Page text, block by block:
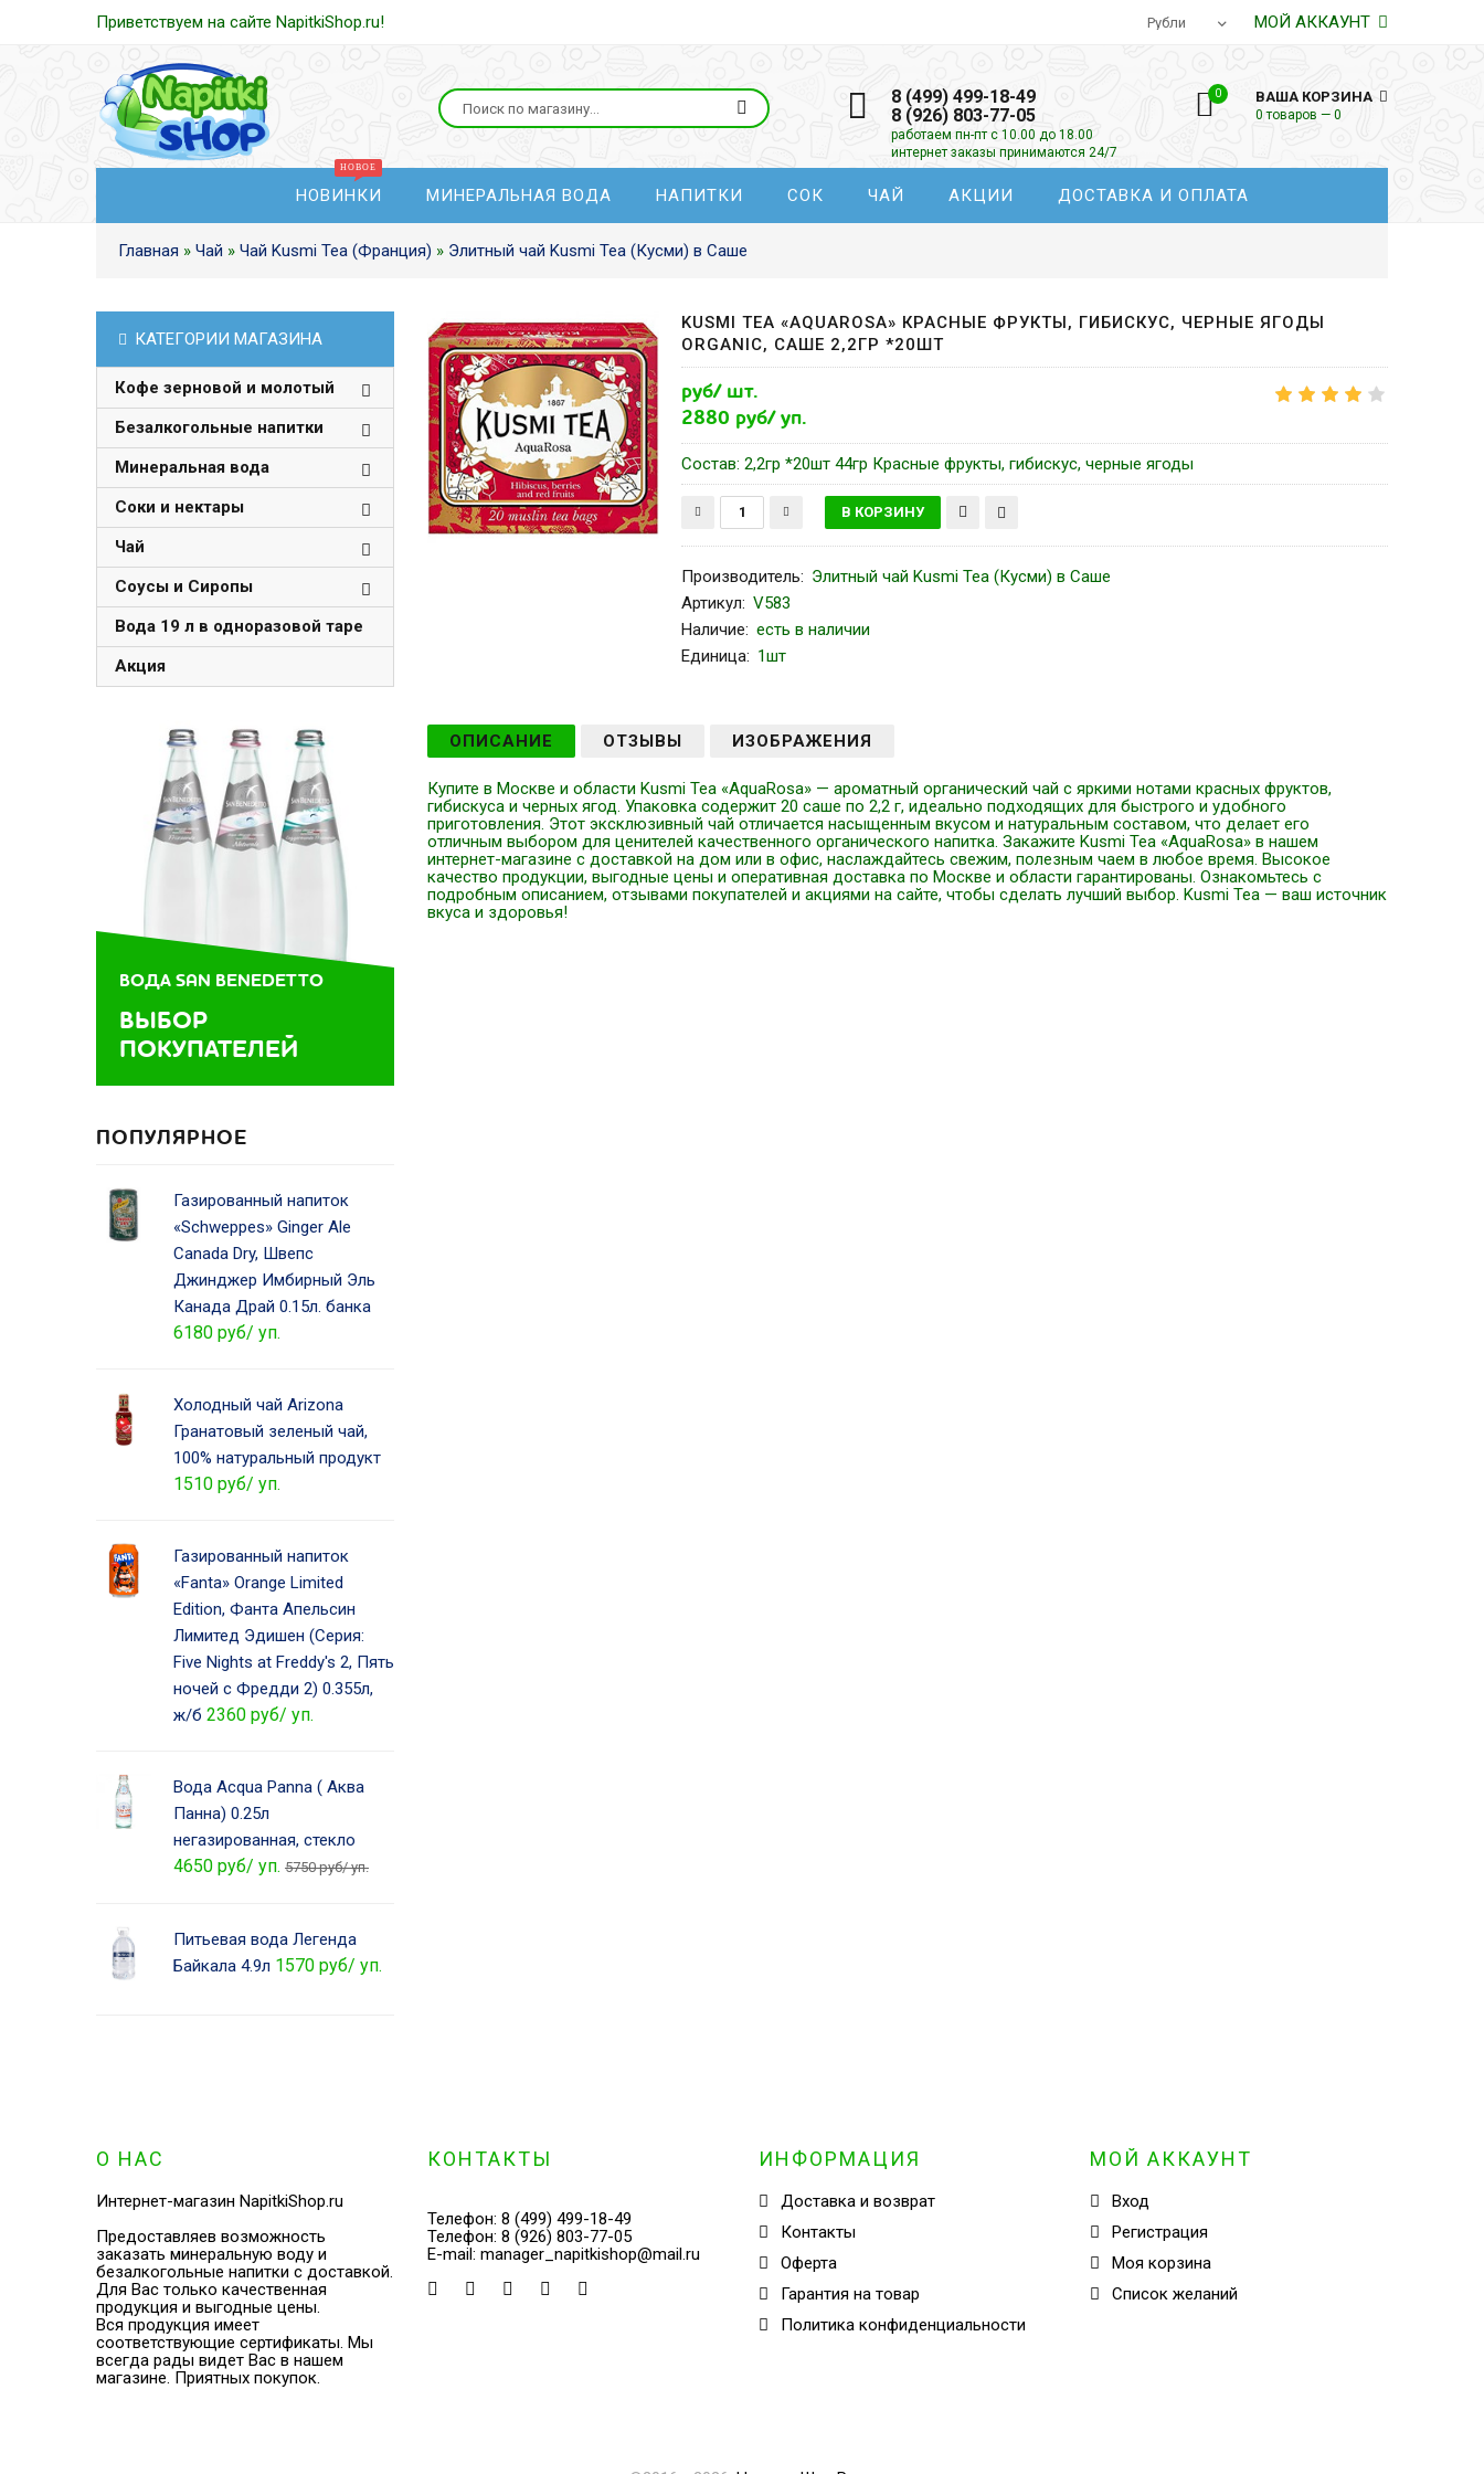
Приветствуем на сайте NapitkiShop.ru! МОЙ АККАУНТ
8 (499) 499-18-49
8 (926) 803-77-05
работаем пн-пт с 10.00 до 18.00
интернет заказы принимаются 24/7
0 ВАША КОРЗИНА
0 товаров — 0
НОВИНКИ МИНЕРАЛЬНАЯ ВОДА НАПИТКИ СОК ЧАЙ АКЦИИ ДОСТАВКА И ОПЛАТА
Главная » Чай » Чай Kusmi Tea (Франция) » Элитный чай Kusmi Tea (Кусми) в Саше
KUSMI TEA «AQUAROSA» КРАСНЫЕ ФРУКТЫ, ГИБИСКУС, ЧЕРНЫЕ ЯГОДЫ
ORGANIC, САШЕ 2,2ГР *20ШТ
руб/ шт.
2880 руб/ уп.
Состав: 2,2гр *20шт 44гр Красные фрукты, гибискус, черные ягоды
Производитель: Элитный чай Kusmi Tea (Кусми) в Саше
Артикул: V583
Наличие: есть в наличии
Единица: 1шт
ОПИСАНИЕ ОТЗЫВЫ ИЗОБРАЖЕНИЯ
Купите в Москве и области Kusmi Tea «AquaRosa» — ароматный органический чай с яркими нотами красных фруктов,
гибискуса и черных ягод. Упаковка содержит 20 саше по 2,2 г, идеально подходящих для быстрого и удобного
приготовления. Этот эксклюзивный чай отличается насыщенным вкусом и натуральным составом, что делает его
отличным выбором для ценителей качественного органического напитка. Закажите Kusmi Tea «AquaRosa» в нашем
интернет-магазине с доставкой на дом или в офис, наслаждайтесь свежим, полезным чаем в любое время. Высокое
качество продукции, выгодные цены и оперативная доставка по Москве и области гарантированы. Ознакомьтесь с
подробным описанием, отзывами покупателей и акциями на сайте, чтобы сделать лучший выбор. Kusmi Tea — ваш источник
вкуса и здоровья!
КАТЕГОРИИ МАГАЗИНА
Кофе зерновой и молотый
Безалкогольные напитки
Минеральная вода
Соки и нектары
Чай
Соусы и Сиропы
Вода 19 л в одноразовой таре
Акция
ВОДА SAN BENEDETTO
ВЫБОР
ПОКУПАТЕЛЕЙ
ПОПУЛЯРНОЕ
Газированный напиток
«Schweppes» Ginger Ale
Canada Dry, Швепс
Джинджер Имбирный Эль
Канада Драй 0.15л. банка
6180 руб/ уп.
Холодный чай Arizona
Гранатовый зеленый чай,
100% натуральный продукт
1510 руб/ уп.
Газированный напиток
«Fanta» Orange Limited
Edition, Фанта Апельсин
Лимитед Эдишен (Серия:
Five Nights at Freddy's 2, Пять
ночей с Фредди 2) 0.355л,
ж/б 2360 руб/ уп.
Вода Acqua Panna ( Аква
Панна) 0.25л
негазированная, стекло
4650 руб/ уп. 5750 руб/ уп.
Питьевая вода Легенда
Байкала 4.9л 1570 руб/ уп.
О НАС
Интернет-магазин NapitkiShop.ru
Предоставляев возможность
заказать минеральную воду и
безалкогольные напитки с доставкой.
Для Вас только качественная
продукция и выгодные цены.
Вся продукция имеет
соответствующие сертификаты. Мы
всегда рады видет Вас в нашем
магазине. Приятных покупок.
КОНТАКТЫ
Телефон: 8 (499) 499-18-49
Телефон: 8 (926) 803-77-05
E-mail: manager_napitkishop@mail.ru
ИНФОРМАЦИЯ
Доставка и возврат
Контакты
Оферта
Гарантия на товар
Политика конфиденциальности
МОЙ АККАУНТ
Вход
Регистрация
Моя корзина
Cписок желаний